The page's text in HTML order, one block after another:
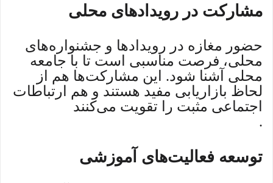
مشارکت در رویدادهای محلی
حضور مغازه در رویدادها و جشنواره‌های
محلی، فرصت مناسبی است تا با جامعه
محلی آشنا شود. این مشارکت‌ها هم از
لحاظ بازاریابی مفید هستند و هم ارتباطات
اجتماعی مثبت را تقویت می‌کنند
.
توسعه فعالیت‌های آموزشی